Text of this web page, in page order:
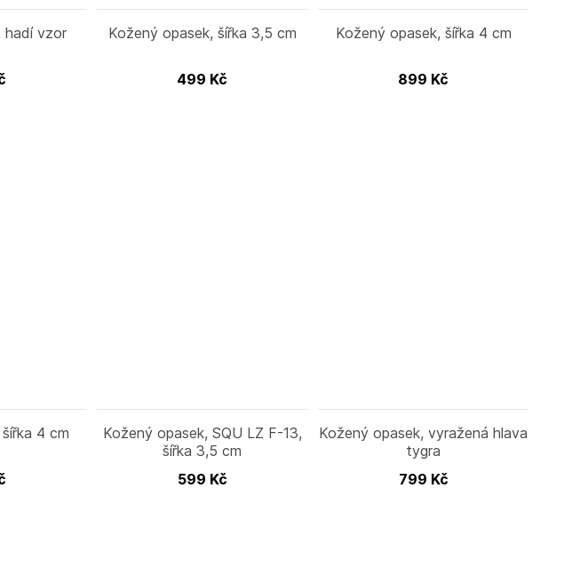
hadí vzor Kožený opasek, šířka 3,5 cm
499 Kč
Kožený opasek, šířka 4 cm
899 Kč
4 cm
Kožený opasek, SQU LZ F-13,
šířka 3,5 cm
599 Kč
Kožený opasek, vyražená hlava
tygra
799 Kč